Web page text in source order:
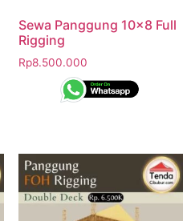
Sewa Panggung 10×8 Full
Rigging
Rp8.500.000